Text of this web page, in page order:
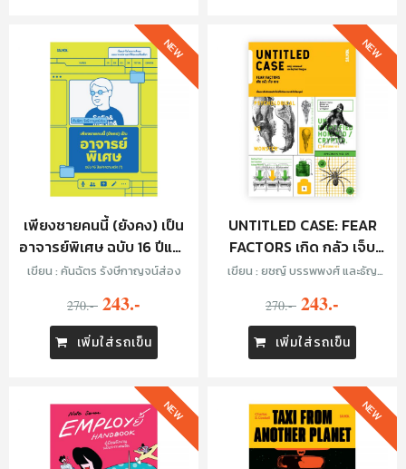
เพียงชายคนนี้ (ยังคง) เป็น
อาจารย์พิเศษ ฉบับ 16 ปีแห่ง
ความหวัง (?)
เขียน : คันฉัตร รังษีกาญจน์ส่อง
270.- 243.-
เพิ่มใส่รถเข็น
NEW
UNTITLED CASE: FEAR
FACTORS เกิด กลัว เจ็บ
ตาย
เขียน : ยชญ์ บรรพพงศ์ และธัญ
270.- 243.-
เพิ่มใส่รถเข็น
NEW
NEW NEW